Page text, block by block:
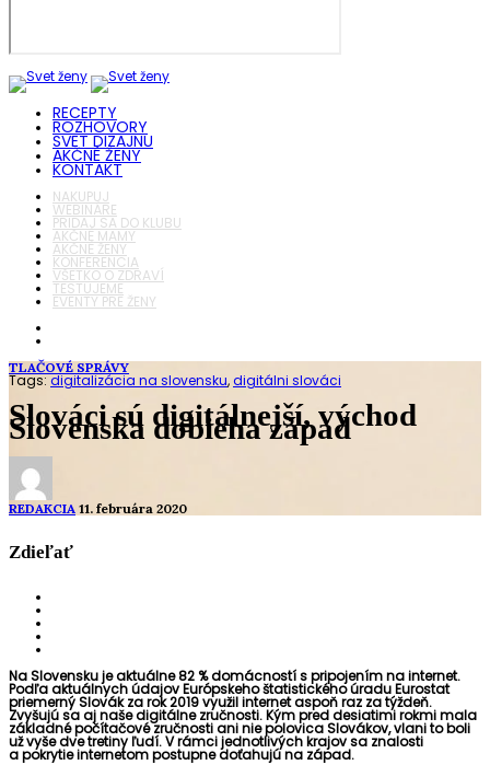
RECEPTY
ROZHOVORY
SVET DIZAJNU
AKČNÉ ŽENY
KONTAKT
NAKUPUJ
WEBINÁRE
PRIDAJ SA DO KLUBU
AKČNÉ MAMY
AKČNÉ ŽENY
KONFERENCIA
VŠETKO O ZDRAVÍ
TESTUJEME
EVENTY PRE ŽENY
TLAČOVÉ SPRÁVY
Tags:digitalizácia na slovensku,digitálni slováci
Slováci sú digitálnejší, východ
Slovenska dobieha západ
REDAKCIA 11. februára 2020
Zdieľať
Na Slovensku je aktuálne 82 % domácností s pripojením na internet.
Podľa aktuálnych údajov Európskeho štatistického úradu Eurostat
priemerný Slovák za rok 2019 využil internet aspoň raz za týždeň.
Zvyšujú sa aj naše digitálne zručnosti. Kým pred desiatimi rokmi mala
základné počítačové zručnosti ani nie polovica Slovákov, vlani to boli
už vyše dve tretiny ľudí. V rámci jednotlivých krajov sa znalosti
a pokrytie internetom postupne doťahujú na západ.